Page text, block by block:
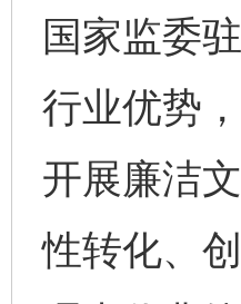
国家监委
行业优势
开展廉洁
性转化、